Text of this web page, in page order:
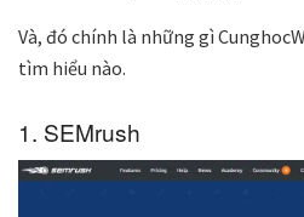
Và, đó chính là những gì
tìm hiểu nào.
1. SEMrush